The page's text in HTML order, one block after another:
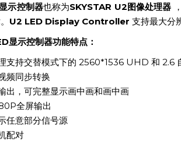
示控制器也称为SKYSTAR U2图像处理器
U2 LED Display Controller 支持最大分
显示控制器功能特点：
支持交替模式下的 2560*1536 UHD 和 2.6
频同步转换
出，可完整显示画中画和画中画
全屏输出
任意部分信号源
配对